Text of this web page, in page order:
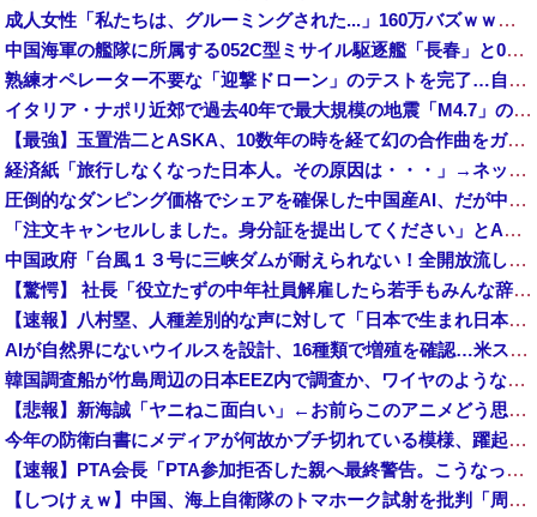
成人女性「私たちは、グルーミングされた...」160万バズｗｗｗｗｗ
中国海軍の艦隊に所属する052C型ミサイル駆逐艦「長春」と052D型「厦門」が編隊航行訓練！
熟練オペレーター不要な「迎撃ドローン」のテストを完了…自らが目標を追尾する映像公開！
イタリア・ナポリ近郊で過去40年で最大規模の地震「M4.7」の揺れを観測
【最強】玉置浩二とASKA、10数年の時を経て幻の合作曲をガチリリースへ
経済紙「旅行しなくなった日本人。その原因は・・・」→ネット民、総ツッコミで“真の原因”を突き付ける
圧倒的なダンピング価格でシェアを確保した中国産AI、だが中国側が資金負担に耐えかねた結果……
「注文キャンセルしました。身分証を提出してください」とAmazonから突然のメール、怪しすぎるのでカスタマーに確認したら……
中国政府「台風１３号に三峡ダムが耐えられない！全開放流しろ！」⇒ 下流域の街が壊滅状態ｗｗｗｗｗ
【驚愕】 社長「役立たずの中年社員解雇したら若手もみんな辞めてしまった…」
【速報】八村塁、人種差別的な声に対して「日本で生まれ日本で育ち日本語話す。誰に何を言われようが日本人、日本人であるプライドがある」
AIが自然界にないウイルスを設計、16種類で増殖を確認…米スタンフォード大！
韓国調査船が竹島周辺の日本EEZ内で調査か、ワイヤのようなもの海中に投入…外務省が抗議！
【悲報】新海誠「ヤニねこ面白い」←お前らこのアニメどう思ってんの？
今年の防衛白書にメディアが何故かブチ切れている模様、躍起になって批判するも逆に有権者からは……
【速報】PTA会長「PTA参加拒否した親へ最終警告。こうなってもいい？」問題になりすぎて即撤回
【しつけぇｗ】中国、海上自衛隊のトマホーク試射を批判「周辺の安全保障上の脅威を口実に再軍備を加速している」